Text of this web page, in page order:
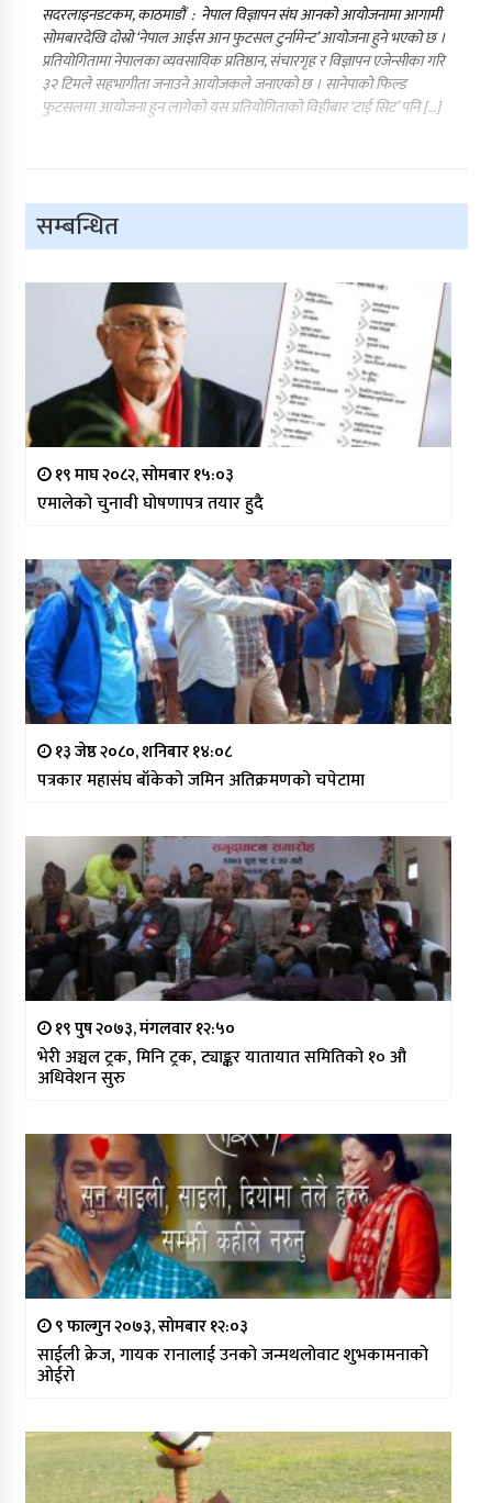
सदरलाइनडटकम, काठमाडौं : नेपाल विज्ञापन संघ आनको आयोजनामा आगामी
सोमबारदेखि दोस्रो ‘नेपाल आईस आन फुटसल टुर्नामेन्ट’ आयोजना हुने भएको छ ।
प्रतियोगितामा नेपालका व्यवसायिक प्रतिष्ठान, संचारगृह र विज्ञापन एजेन्सीका गरि
३२ टिमले सहभागीता जनाउने आयोजकले जनाएको छ । सानेपाको फिल्ड
फुटसलमा आयोजना हुन लागेको यस प्रतियोगिताको विहीबार ‘टाई सिट’ पनि […]
सम्बन्धित
१९ माघ २०८२, सोमबार १५:०३
एमालेको चुनावी घोषणापत्र तयार हुदै
१३ जेष्ठ २०८०, शनिबार १४:०८
पत्रकार महासंघ बाँकेको जमिन अतिक्रमणको चपेटामा
१९ पुष २०७३, मंगलवार १२:५०
भेरी अञ्चल ट्रक, मिनि ट्रक, ट्याङ्कर यातायात समितिको १० औ
अधिवेशन सुरु
९ फाल्गुन २०७३, सोमबार १२:०३
साईली क्रेज, गायक रानालाई उनको जन्मथलोवाट शुभकामनाको
ओईरो